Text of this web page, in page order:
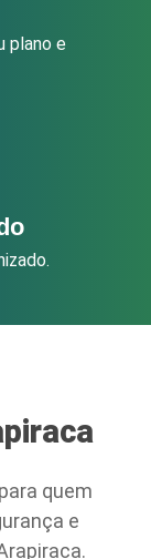
plano e
quem
e